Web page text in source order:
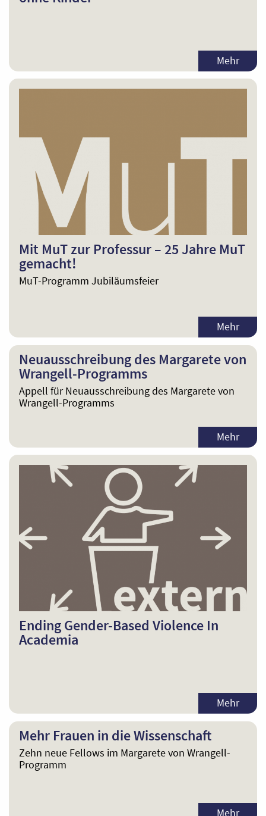
Mehr
Mit MuT zur Professur – 25 Jahre MuT
gemacht!
MuT-Programm Jubiläumsfeier
Mehr
Neuausschreibung des Margarete von
Wrangell-Programms
Appell für Neuausschreibung des Margarete von
Wrangell-Programms
Mehr
Ending Gender-Based Violence In
Academia
Mehr
Mehr Frauen in die Wissenschaft
Zehn neue Fellows im Margarete von Wrangell-
Programm
Mehr